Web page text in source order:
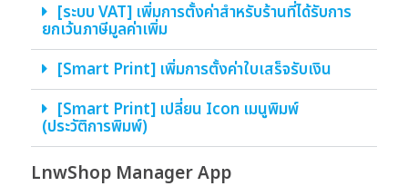
[ระบบ VAT] เพิ่มการตั้งค่าสำหรับร้านที่ได้รับการ
ยกเว้นภาษีมูลค่าเพิ่ม
[Smart Print] เพิ่มการตั้งค่าใบเสร็จรับเงิน
[Smart Print] เปลี่ยน Icon เมนูพิมพ์
(ประวัติการพิมพ์)
LnwShop Manager App